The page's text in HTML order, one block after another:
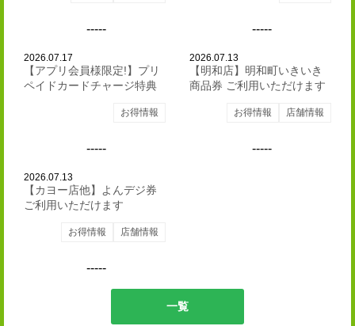
2026.07.17
【アプリ会員様限定!】プリ
ペイドカードチャージ特典
お得情報
2026.07.13
【明和店】明和町いきいき
商品券 ご利用いただけます
お得情報 店舗情報
2026.07.13
【カヨー店他】よんデジ券
ご利用いただけます
お得情報 店舗情報
一覧